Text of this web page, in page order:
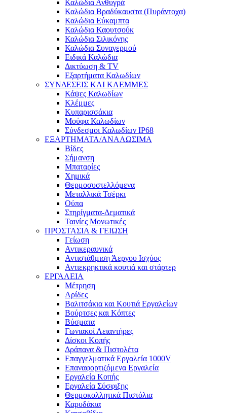
Καλώδια Ανθυγρά
Καλώδια Βραδύκαυστα (Πυράντοχα)
Καλώδια Εύκαμπτα
Καλώδια Καουτσούκ
Καλώδια Σιλικόνης
Καλώδια Συναγερμού
Ειδικά Καλώδια
Δικτύωση & TV
Εξαρτήματα Καλωδίων
ΣΥΝΔΕΣΕΙΣ ΚΑΙ ΚΛΕΜΜΕΣ
Κάψες Καλωδίων
Κλέμμες
Κυπαρισσάκια
Μούφα Καλωδίων
Σύνδεσμοι Καλωδίων IP68
ΕΞΑΡΤΗΜΑΤΑ/ΑΝΑΛΩΣΙΜΑ
Βίδες
Σήμανση
Μπαταρίες
Χημικά
Θερμοσυστελλόμενα
Μεταλλικά Τσέρκι
Ούπα
Στηρίγματα-Δεματικά
Ταινίες Μονωτικές
ΠΡΟΣΤΑΣΙΑ & ΓΕΙΩΣΗ
Γείωση
Αντικεραυνικά
Αντιστάθμιση Άεργου Ισχύος
Αντιεκρηκτικά κουτιά και στάρτερ
ΕΡΓΑΛΕΙΑ
Μέτρηση
Αρίδες
Βαλιτσάκια και Κουτιά Εργαλείων
Βούρτσες και Κόπτες
Βύσματα
Γωνιακοί Λειαντήρες
Δίσκοι Κοπής
Δράπανα & Πιστολέτα
Επαγγελματικά Εργαλεία 1000V
Επαναφορτιζόμενα Εργαλεία
Εργαλεία Κοπής
Εργαλεία Σύσφιξης
Θερμοκολλητικά Πιστόλια
Καρυδάκια